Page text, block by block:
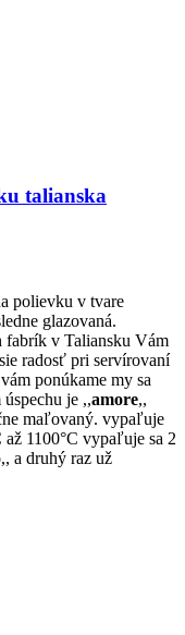
talianska
polievku v tvare
glazovaná.
fabrík v Taliansku Vám
radosť pri servírovaní
ponúkame my sa
je ,,amore,,
maľovaný. vypaľuje
1100°C vypaľuje sa 2
a druhý raz už